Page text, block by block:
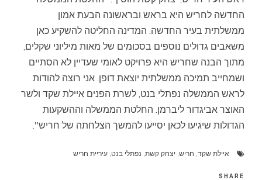
החדשה לחריש היא בראש ובראשונה הבעת אמון
ממשלתית בעיר החדשה. המדינה החליטה להשקיע כאן
משאבים גדולים נוספים בסכומים של מאות מיליוני שקלים,
מתוך הבנה שחריש היא פרויקט לאומי שעדיין לא הסתיים
ושמחייב תמיכה ממשלתית יוצאת דופן. אני רוצה להודות
לראש הממשלה נפתלי בנט, לשרת הפנים איילת שקד ולשר
האוצר אביגדור ליברמן. החלטת הממשלה וההשקעות
הגדולות שיגיעו לכאן יסייעו להמשך הצלחתה של חריש".
איילת שקד חריש יצחק קשת נפתלי בנט עיריית חריש
SHARE